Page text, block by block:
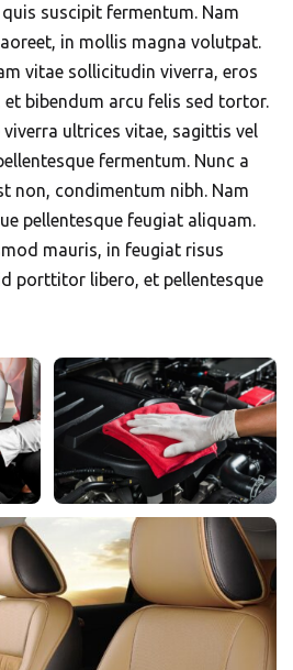
suscipit fermentum. Nam
in mollis magna volutpat.
vitae sollicitudin viverra, eros
bibendum arcu felis sed tortor.
ultrices vitae, sagittis vel
fermentum. Nunc a
non, condimentum nibh. Nam
pellentesque feugiat aliquam.
mauris, in feugiat risus
porttitor libero, et pellentesque